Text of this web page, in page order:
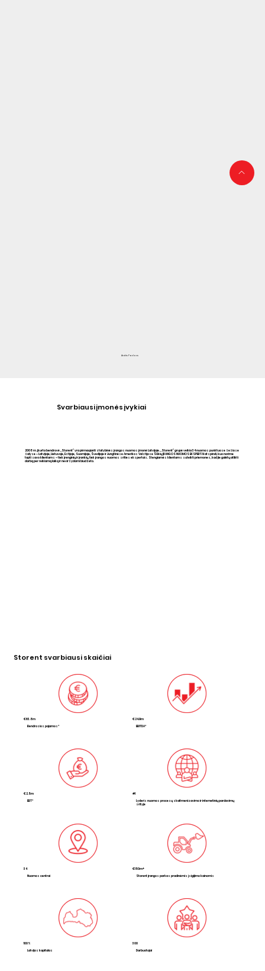
Andris Pavlovs
Svarbiausi įmonės įvykiai
2008 m. įkurta bendrovė „Storent“ yra pirmaujanti statybinės įrangos nuomos įmonė Latvijoje. „Storent“ grupė veikia 34 nuomos punktuose šešiose
šalyse – Latvijoje, Lietuvoje, Estijoje, Suomijoje, Švedijoje ir Jungtinėse Amerikos Valstijose Šūkių ĮRANGOS NUOMOS EKSPERTAI atspindi, kuo norime
tapti savo klientams – tiek įrenginių ir įrankių, tiek įrangos nuomos srities ekspertais. Stengiamės klientams suteikti priemones, kad jie galėtų atlikti
darbą per reikiamą laiką ir neviršydami biudžeto.
Storent svarbiausi skaičiai
€63.8m
Bendrosios pajamos*
€24.9m
EBITDA*
€2.5m
EBT*
#1
Lyderis nuomos procesų skaitmenizavimo ir internetinių pardavimų
srityje
34
Nuomos centrai
€150m+
Storent įrangos parkas pradinėmis įsigijimo kainomis
100%
Latvijos kapitalas
300
Darbuotojai